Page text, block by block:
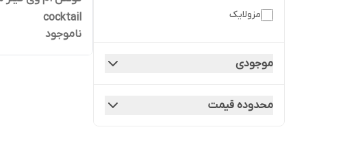
مزولایک
موجودی
محدوده قیمت
cocktail
ناموجود